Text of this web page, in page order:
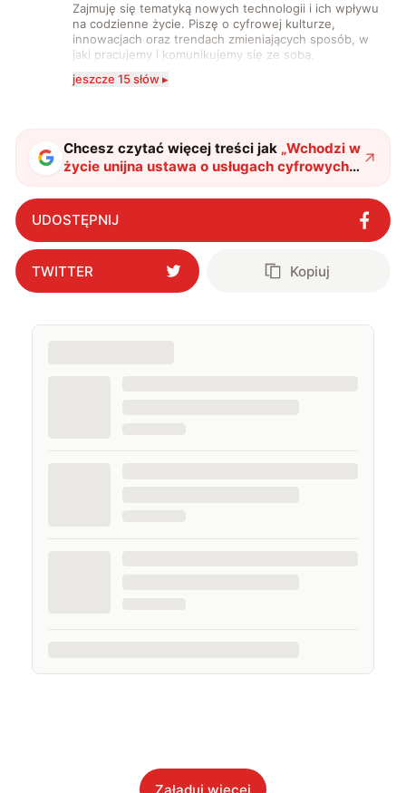
Zajmuję się tematyką nowych technologii i ich wpływu
na codzienne życie. Piszę o cyfrowej kulturze,
innowacjach oraz trendach zmieniających sposób, w
jaki pracujemy i komunikujemy się ze sobą.
technologii a współczesną popkulturą. W wolnych
jeszcze 15 słów ▸
Chcesz czytać więcej treści jak „Wchodzi w
życie unijna ustawa o usługach cyfrowych.
Internet stanie się bezpieczniejszym
miejscem"?
UDOSTĘPNIJ
TWITTER Kopiuj